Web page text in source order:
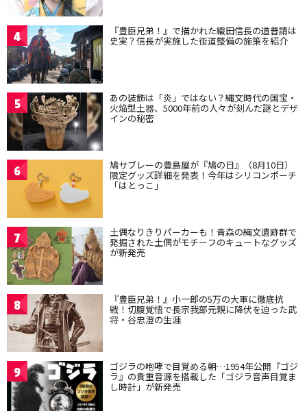
4 『豊臣兄弟！』で描かれた織田信長の道普請は
史実？信長が実施した街道整備の施策を紹介
5 あの装飾は「炎」ではない？縄文時代の国宝・
火焔型土器、5000年前の人々が刻んだ謎とデザ
インの秘密
6 鳩サブレーの豊島屋が『鳩の日』（8月10日）
限定グッズ詳細を発表！今年はシリコンポーチ
「はとっこ」
7 土偶なりきりパーカーも！青森の縄文遺跡群で
発掘された土偶がモチーフのキュートなグッズ
が新発売
8 『豊臣兄弟！』小一郎の5万の大軍に徹底抗
戦！切腹覚悟で長宗我部元親に降伏を迫った武
将・谷忠澄の生涯
9 ゴジラの咆哮で目覚める朝…1954年公開『ゴジ
ラ』の貴重音源を搭載した「ゴジラ音声目覚ま
し時計」が新発売